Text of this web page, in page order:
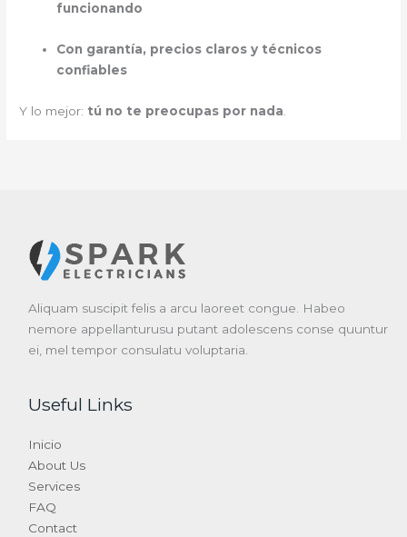
funcionando
Con garantía, precios claros y técnicos
confiables
Y lo mejor: tú no te preocupas por nada
Aliquam suscipit felis a arcu laoreet congue. Habeo
nemore appellanturusu putant adolescens conse quuntur
ei, mel tempor consulatu voluptaria.
Useful Links
Inicio
About Us
Services
FAQ
Contact